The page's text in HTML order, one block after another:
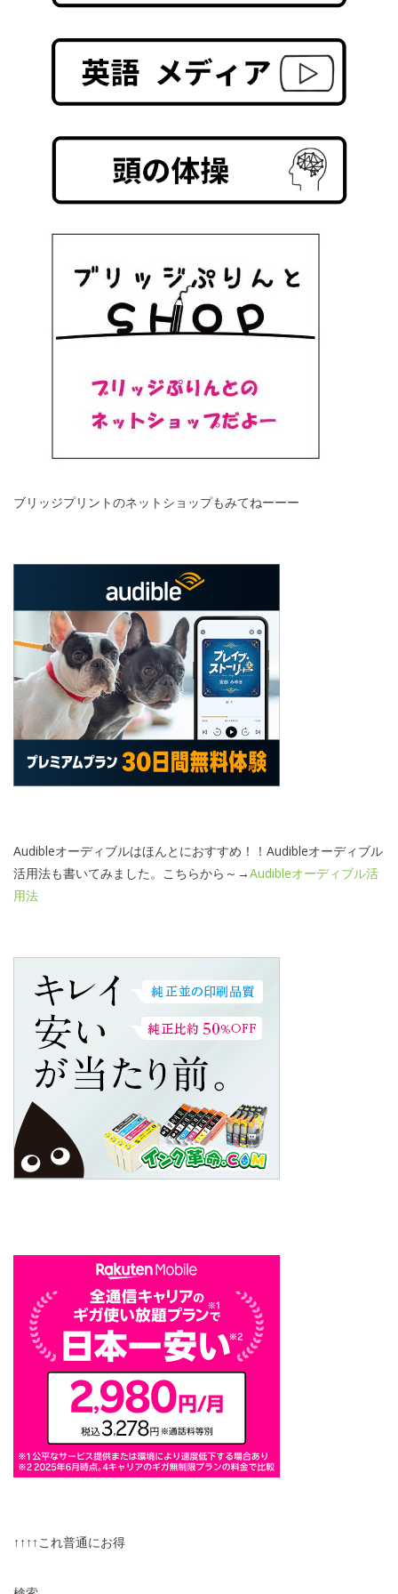
ブリッジプリントのネットショップもみてねーーー
Audibleオーディブルはほんとにおすすめ！！Audibleオーディブル
活用法も書いてみました。こちらから～→Audibleオーディブル活
用法
↑↑↑↑これ普通にお得